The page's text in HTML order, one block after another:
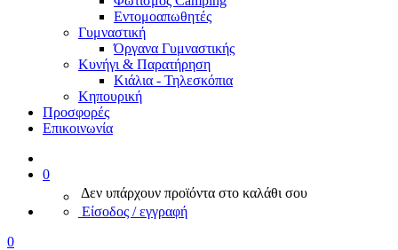
Εντομοαπωθητές
Γυμναστική
Όργανα Γυμναστικής
Κυνήγι & Παρατήρηση
Κιάλια - Τηλεσκόπια
Κηπουρική
Προσφορές
Επικοινωνία
0
Δεν υπάρχουν προϊόντα στο καλάθι σου
Είσοδος / εγγραφή
0